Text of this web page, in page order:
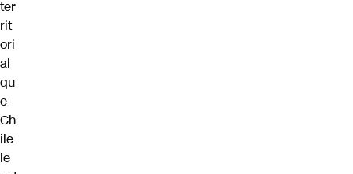
ter
rit
ori
al
qu
e
Ch
ile
le